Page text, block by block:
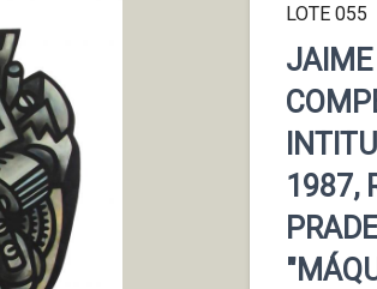
LOTE 055
JAIME
1987,